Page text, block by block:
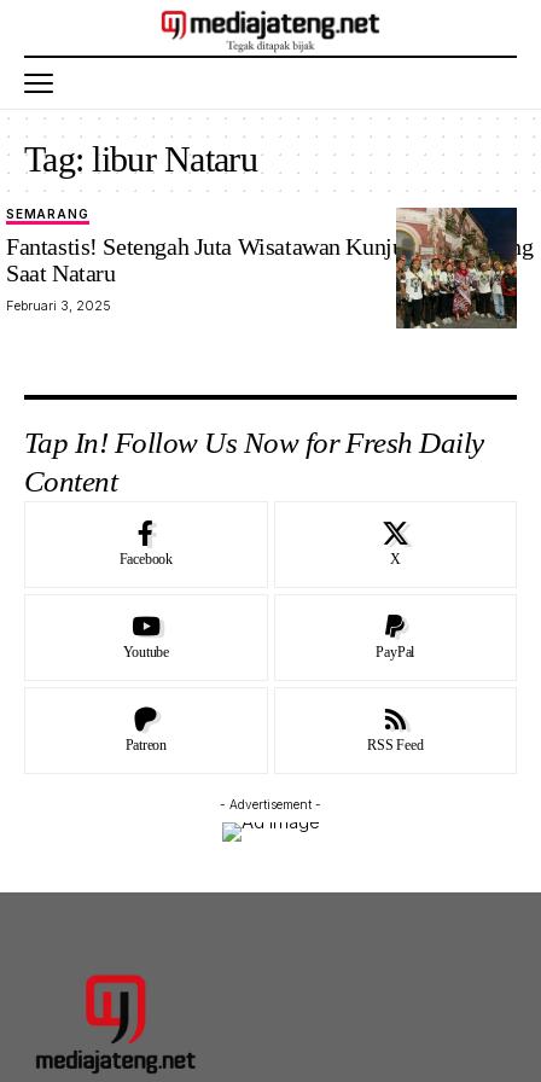
Tag:libur Nataru
SEMARANG
Fantastis! Setengah Juta Wisatawan Kunjungi Semarang
Saat Nataru
Februari 3, 2025
Tap In! Follow Us Now for Fresh Daily
Content
Facebook X
Youtube PayPal
Patreon RSS Feed
- Advertisement -